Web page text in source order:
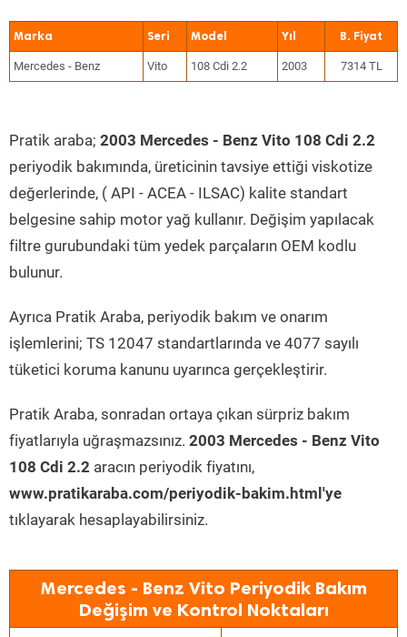
Marka Seri Model Yıl
Mercedes - Benz Vito 108 Cdi 2.2 2003 7314 TL
Pratik araba; 2003 Mercedes - Benz Vito 108 Cdi 2.2
periyodik bakımında, üreticinin tavsiye ettiği viskotize
değerlerinde, ( API - ACEA - ILSAC) kalite standart
belgesine sahip motor yağ kullanır. Değişim yapılacak
filtre gurubundaki tüm yedek parçaların OEM kodlu
bulunur.
Ayrıca Pratik Araba, periyodik bakım ve onarım
işlemlerini; TS 12047 standartlarında ve 4077 sayılı
tüketici koruma kanunu uyarınca gerçekleştirir.
Pratik Araba, sonradan ortaya çıkan sürpriz bakım
fiyatlarıyla uğraşmazsınız. 2003 Mercedes - Benz Vito
108 Cdi 2.2 aracın periyodik fiyatını,
www.pratikaraba.com/periyodik-bakim.html'ye
tıklayarak hesaplayabilirsiniz.
Mercedes - Benz Vito Periyodik Bakım
Değişim ve Kontrol Noktaları